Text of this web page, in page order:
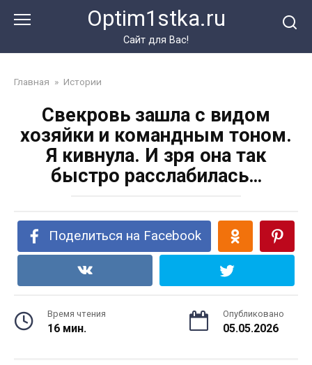
Optim1stka.ru
Сайт для Вас!
Главная » Истории
Свекровь зашла с видом
хозяйки и командным тоном.
Я кивнула. И зря она так
быстро расслабилась…
Поделиться на Facebook
Время чтения
16 мин.
Опубликовано
05.05.2026